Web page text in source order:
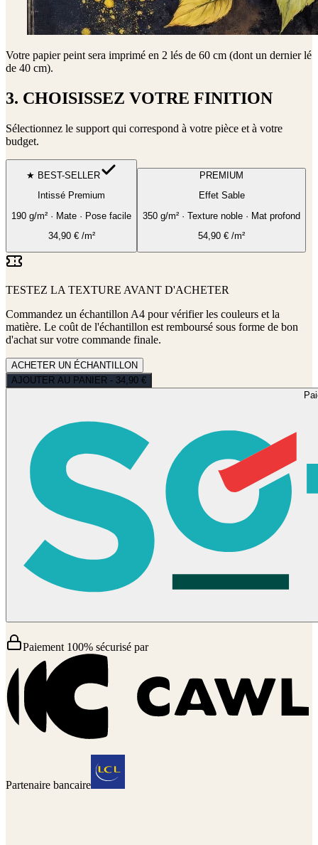
Votre papier peint sera imprimé en 2 lés de 60 cm (dont un dernier lé
de 40 cm).
3. CHOISISSEZ VOTRE FINITION
Sélectionnez le support qui correspond à votre pièce et à votre
budget.
★ BEST-SELLER
Intissé Premium
190 g/m² · Mate · Pose facile
34,90€/m²
PREMIUM
Effet Sable
350 g/m² · Texture noble · Mat profond
54,90 € /m²
TESTEZ LA TEXTURE AVANT D'ACHETER
Commandez un échantillon A4 pour vérifier les couleurs et la
matière. Le coût de l'échantillon est remboursé sous forme de bon
d'achat sur votre commande finale.
ACHETER UN ÉCHANTILLON
AJOUTER AU PANIER - 34,90 €
Paiement 100% sécurisé par
Partenaire bancaire